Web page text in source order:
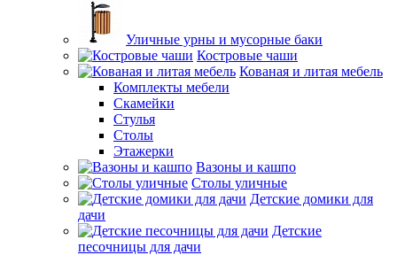
Уличные урны и мусорные баки
Костровые чаши
Кованая и литая мебель
Комплекты мебели
Скамейки
Стулья
Столы
Этажерки
Вазоны и кашпо
Столы уличные
Детские домики для
дачи
Детские
песочницы для дачи